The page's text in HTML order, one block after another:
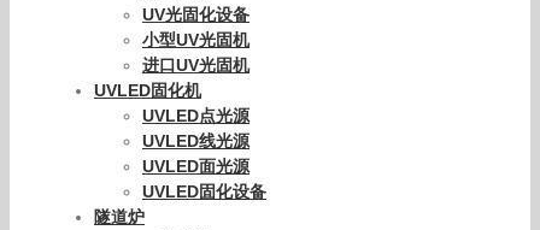
UV光固化设备
小型UV光固机
进口UV光固机
UVLED固化机
UVLED点光源
UVLED线光源
UVLED面光源
UVLED固化设备
隧道炉